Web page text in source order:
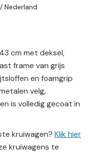
Nederland
cm met deksel,
frame van grijs
en foamgrip
velg,
is volledig gecoat in
kruiwagen? Klik hier
kruiwagens te